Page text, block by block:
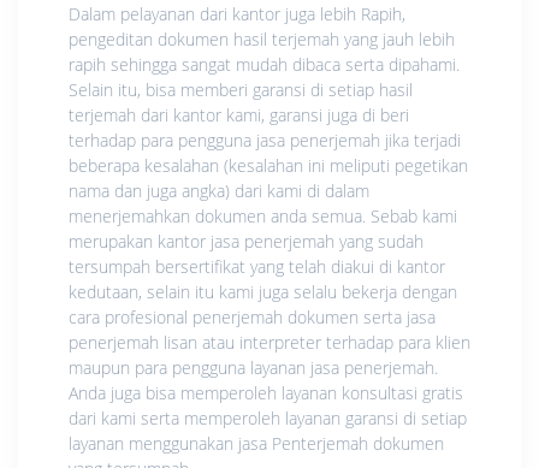
Dalam pelayanan dari kantor juga lebih Rapih,
pengeditan dokumen hasil terjemah yang jauh lebih
rapih sehingga sangat mudah dibaca serta dipahami.
Selain itu, bisa memberi garansi di setiap hasil
terjemah dari kantor kami, garansi juga di beri
terhadap para pengguna jasa penerjemah jika terjadi
beberapa kesalahan (kesalahan ini meliputi pegetikan
nama dan juga angka) dari kami di dalam
menerjemahkan dokumen anda semua. Sebab kami
merupakan kantor jasa penerjemah yang sudah
tersumpah bersertifikat yang telah diakui di kantor
kedutaan, selain itu kami juga selalu bekerja dengan
cara profesional penerjemah dokumen serta jasa
penerjemah lisan atau interpreter terhadap para klien
maupun para pengguna layanan jasa penerjemah.
Anda juga bisa memperoleh layanan konsultasi gratis
dari kami serta memperoleh layanan garansi di setiap
layanan menggunakan jasa Penterjemah dokumen